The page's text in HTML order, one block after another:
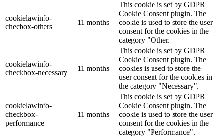
cookielawinfo-
checbox-others
11 months
This cookie is set by GDPR
Cookie Consent plugin. The
cookie is used to store the user
consent for the cookies in the
category "Other.
cookielawinfo-
checkbox-necessary
11 months
This cookie is set by GDPR
Cookie Consent plugin. The
cookies is used to store the
user consent for the cookies in
the category "Necessary".
cookielawinfo-
checkbox-
performance
11 months
This cookie is set by GDPR
Cookie Consent plugin. The
cookie is used to store the user
consent for the cookies in the
category "Performance".